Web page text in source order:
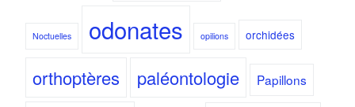
Noctuelles odonates opilions orchidées
orthoptères paléontologie Papillons